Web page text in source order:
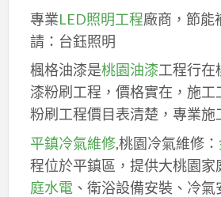
專業LED照明工程廠商，節能
請：台鈺照明
楓格油漆是桃園油漆工程行在
漆粉刷工程，價格實在，施工
粉刷工程價目表清楚，專業施
平鎮冷氣維修,桃園冷氣維修：
程位於平鎮區，提供大桃園家
庭水電、衛浴設備安裝、冷氣